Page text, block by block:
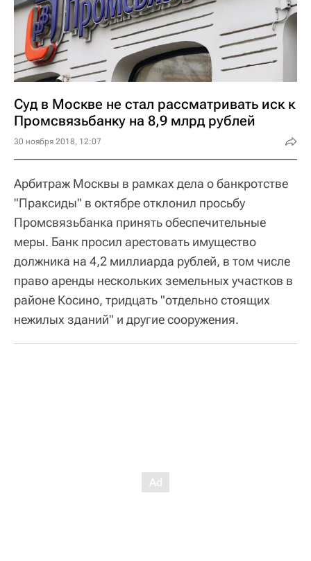
Суд в Москве не стал рассматривать иск к
Промсвязьбанку на 8,9 млрд рублей
30 ноября 2018, 12:07
Арбитраж Москвы в рамках дела о банкротстве
"Праксиды" в октябре отклонил просьбу
Промсвязьбанка принять обеспечительные
меры. Банк просил арестовать имущество
должника на 4,2 миллиарда рублей, в том числе
право аренды нескольких земельных участков в
районе Косино, тридцать "отдельно стоящих
нежилых зданий" и другие сооружения.